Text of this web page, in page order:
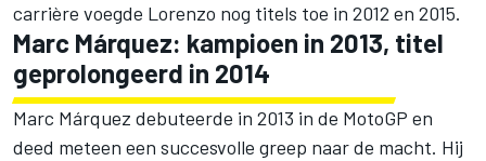
carrière voegde Lorenzo nog titels toe in 2012 en 2015.
Marc Márquez: kampioen in 2013, titel
geprolongeerd in 2014
Marc Márquez debuteerde in 2013 in de MotoGP en
deed meteen een succesvolle greep naar de macht. Hij